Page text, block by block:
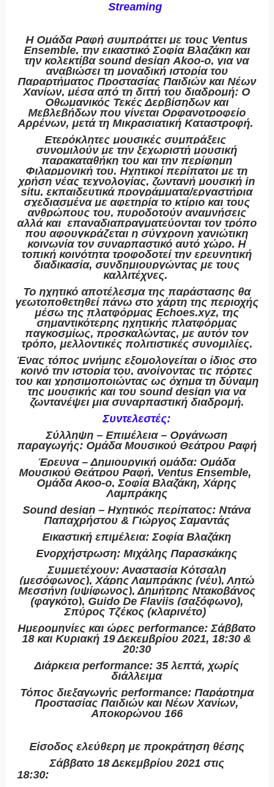
Streaming
Η Ομάδα Ραφή συμπράττει με τους Ventus
Ensemble, την εικαστικό Σοφία Βλαζάκη και
την κολεκτίβα sound design Αkoo-o, για να
αναβιώσει τη μοναδική ιστορία του
Παραρτήματος Προστασίας Παιδιών και Νέων
Χανίων, μέσα από τη διττή του διαδρομή: O
Οθωμανικός Τεκές Δερβίσηδων και
Μεβλεβήδων που γίνεται Ορφανοτροφείο
Αρρένων, μετά τη Μικρασιατική Καταστροφή.
Ετερόκλητες μουσικές συμπράξεις
συνομιλούν με την ξεχωριστή μουσική
παρακαταθήκη του και την περίφημη
Φιλαρμονική του. Ηχητικοί περίπατοι με τη
χρήση νέας τεχνολογίας, ζωντανή μουσική in
situ, εκπαιδευτικά προγράμματα/εργαστήρια
σχεδιασμένα με αφετηρία το κτίριο και τους
ανθρώπους του, πυροδοτούν αναμνήσεις
αλλά και επαναδιαπραγματεύονται τον τρόπο
που αφουγκράζεται η σύγχρονη χανιώτικη
κοινωνία τον συναρπαστικό αυτό χώρο. Η
τοπική κοινότητα τροφοδοτεί την ερευνητική
διαδικασία, συνδημιουργώντας με τους
καλλιτέχνες.
Το ηχητικό αποτέλεσμα της παράστασης θα
γεωτοποθετηθεί πάνω στο χάρτη της περιοχής
μέσω της πλατφόρμας Echoes.xyz, της
σημαντικότερης ηχητικής πλατφόρμας
παγκοσμίως, προσκαλώντας, με αυτόν τον
τρόπο, μελλοντικές πολιτιστικές συνομιλίες.
Ένας τόπος μνήμης εξομολογείται ο ίδιος στο
κοινό την ιστορία του, ανοίγοντας τις πόρτες
του και χρησιμοποιώντας ως όχημα τη δύναμη
της μουσικής και του sound design για να
ζωντανέψει μια συναρπαστική διαδρομή.
Συντελεστές:
Σύλληψη – Επιμέλεια – Οργάνωση
παραγωγής: Ομάδα Μουσικού Θεάτρου Ραφή
Έρευνα – Δημιουργική ομάδα: Ομάδα
Μουσικού Θεάτρου Ραφή, Ventus Ensemble,
Ομάδα Ακοο-ο, Σοφία Βλαζάκη, Χάρης
Λαμπράκης
Sound design – Hχητικός περίπατος: Ντάνα
Παπαχρήστου & Γιώργος Σαμαντάς
Εικαστική επιμέλεια: Σοφία Βλαζάκη
Ενορχήστρωση: Μιχάλης Παρασκάκης
Συμμετέχουν: Αναστασία Κότσαλη
(μεσόφωνος), Χάρης Λαμπράκης (νέυ), Λητώ
Μεσσήνη (υψίφωνος), Δημήτρης Ντακοβάνος
(φαγκότο), Guido De Flaviis (σαξόφωνο),
Σπύρος Τζέκος (κλαρινέτο)
Ημερομηνίες και ώρεςperformance: Σάββατο
18 και Κυριακή 19 Δεκεμβρίου 2021, 18:30 &
20:30
Διάρκειαperformance: 35 λεπτά, χωρίς
διάλλειμα
Τόπος διεξαγωγής performance: Παράρτημα
Προστασίας Παιδιών και Νέων Χανίων,
Αποκορώνου 166
Είσοδος ελεύθερη με προκράτηση θέσης
Σάββατο 18 Δεκεμβρίου 2021 στις
18:30: